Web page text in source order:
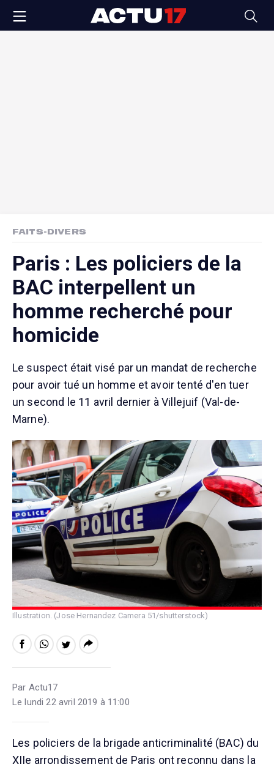
FAITS-DIVERS
Paris : Les policiers de la
BAC interpellent un
homme recherché pour
homicide
Le suspect était visé par un mandat de recherche
pour avoir tué un homme et avoir tenté d'en tuer
un second le 11 avril dernier à Villejuif (Val-de-
Marne).
Illustration. (Jose Hernandez Camera 51/shutterstock)
Par Actu17
Le lundi 22 avril 2019 à 11:00
Les policiers de la brigade anticriminalité (BAC) du
XIIe arrondissement de Paris ont reconnu dans la